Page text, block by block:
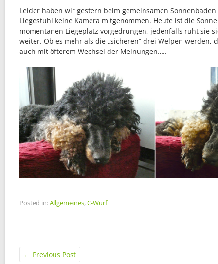
Leider haben wir gestern beim gemeinsamen
Liegestuhl keine Kamera mitgenommen. Heute ist die
momentanen Liegeplatz vorgedrungen, jedenfalls ruht sie
weiter. Ob es mehr als die „sicheren“ drei Welpen werden,
auch mit öfterem Wechsel der Meinungen…..
Posted in:Allgemeines,C-Wurf
← Previous Post